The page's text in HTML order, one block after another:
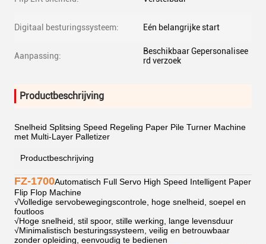
Digitaal besturingssysteem: Eén belangrijke start
Aanpassing:
Beschikbaar Gepersonalisee
rd verzoek
Productbeschrijving
Snelheid Splitsing Speed Regeling Paper Pile Turner Machine
met Multi-Layer Palletizer
Productbeschrijving
FZ-1700Automatisch Full Servo High Speed Intelligent Paper
Flip Flop Machine
√Volledige servobewegingscontrole, hoge snelheid, soepel en
foutloos
√Hoge snelheid, stil spoor, stille werking, lange levensduur
√Minimalistisch besturingssysteem, veilig en betrouwbaar
zonder opleiding, eenvoudig te bedienen